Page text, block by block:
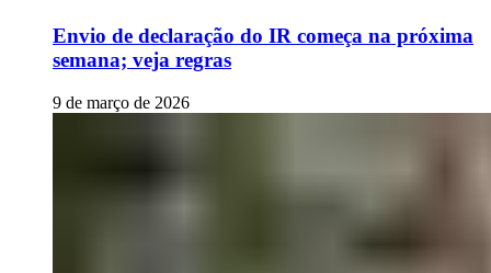
Envio de declaração do IR começa na próxima
semana; veja regras
9 de março de 2026